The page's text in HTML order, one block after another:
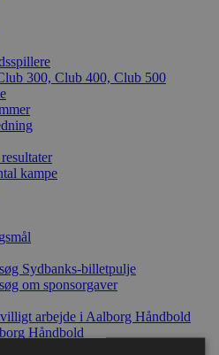
300, Club 400, Club 500
kampe
Sydbanks-billetpulje
om sponsorgaver
arbejde i Aalborg Håndbold
Håndbold